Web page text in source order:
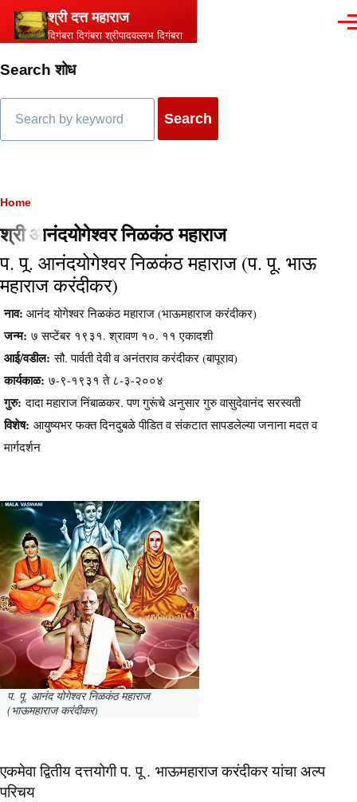
Skip to main content
श्री दत्त महाराज
दिगंबरा दिगंबरा श्रीपादवल्लभ दिगंबरा
Search शोध
Breadcrumb
Home
श्री आनंदयोगेश्वर निळकंठ महाराज
Content
प. पू. आनंदयोगेश्वर निळकंठ महाराज (प. पू. भाऊ
महाराज करंदीकर)
नाव: आनंद योगेश्वर निळकंठ महाराज (भाऊमहाराज करंदीकर)
जन्म: ७ सप्टेंबर १९३१. श्रावण १०. ११ एकादशी
आई/वडील:सौ. पार्वती देवी व अनंतराव करंदीकर (बापूराव)
कार्यकाळ: ७-९-१९३१ ते ८-३-२००४
गुरु: दादा महाराज निंबाळकर. पण गुरूंचे अनुसार गुरु वासुदेवानंद सरस्वती
विशेष: आयुष्यभर फक्त दिनदुबळे पीडित व संकटात सापडलेल्या जनाना मदत व
मार्गदर्शन
प. पू. आनंद योगेश्वर निळकंठ महाराज
(भाऊमहाराज करंदीकर)
एकमेवा द्वितीय दत्तयोगी प. पू . भाऊमहाराज करंदीकर यांचा अल्प
परिचय